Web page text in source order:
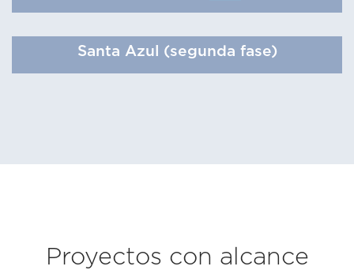
Santa Azul (segunda fase)
Proyectos con alcance